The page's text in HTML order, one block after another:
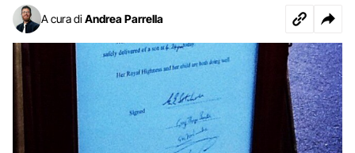
A cura di Andrea Parrella